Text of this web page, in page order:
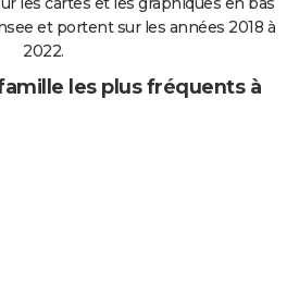
et portent sur les années 2018 à
2022.
les plus fréquents à